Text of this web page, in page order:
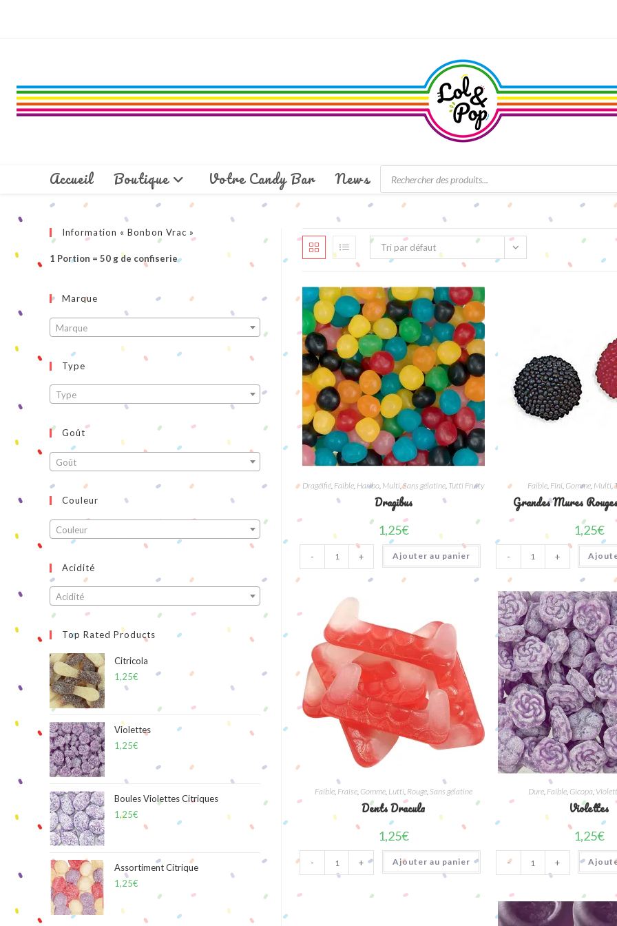
Accueil Boutique Votre Candy Bar News
de
produits
Tri par défaut
Dragéifié Faible Haribo Multi,Sans gélatine Tutti Fruity
Dragibus
1,25€
quantité
de
Dragibus
- + Ajouter au panier
Faible Fini Gomme Multi ,
Grandes Mures
1,25€
quantité
de
Grandes
Et
Noires
- +
Faible, Fraise, Gomme, Lutti, Rouge, Sans gélatine
Dents Dracula
1,25€
quantité
de
Dents
- + Ajouter au panier
Dure, Faible, Gicopa,
Violettes
1,25€
quantité
de
Violettes
- +
Information « Bonbon Vrac »
1 Portion = 50 g de confiserie
Marque
Marque
Type
Type
Goût
Goût
Couleur
Couleur
Acidité
Acidité
Top Rated Products
Citricola
1,25€
Violettes
1,25€
Boules Violettes Citriques
1,25€
Assortiment Citrique
1,25€